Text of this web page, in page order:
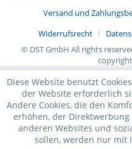
Versand und
Widerrufsrecht
© DST GmbH All rights
Diese Website benutzt
der Website erforderlich
Andere Cookies, die den
erhöhen, der
anderen Websites und
sollen, werden nur mit